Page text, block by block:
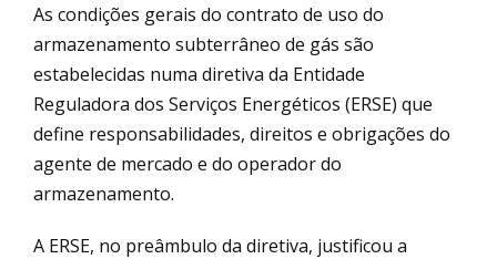
As condições gerais do contrato de uso do
armazenamento subterrâneo de gás são
estabelecidas numa diretiva da Entidade
Reguladora dos Serviços Energéticos (ERSE) que
define responsabilidades, direitos e obrigações do
agente de mercado e do operador do
armazenamento.
A ERSE, no preâmbulo da diretiva, justificou a